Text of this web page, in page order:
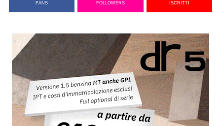
FANS FOLLOWERS ISCRITTI